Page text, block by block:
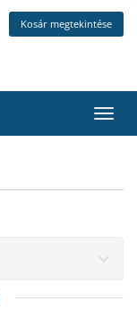
Kosár megtekintése
a